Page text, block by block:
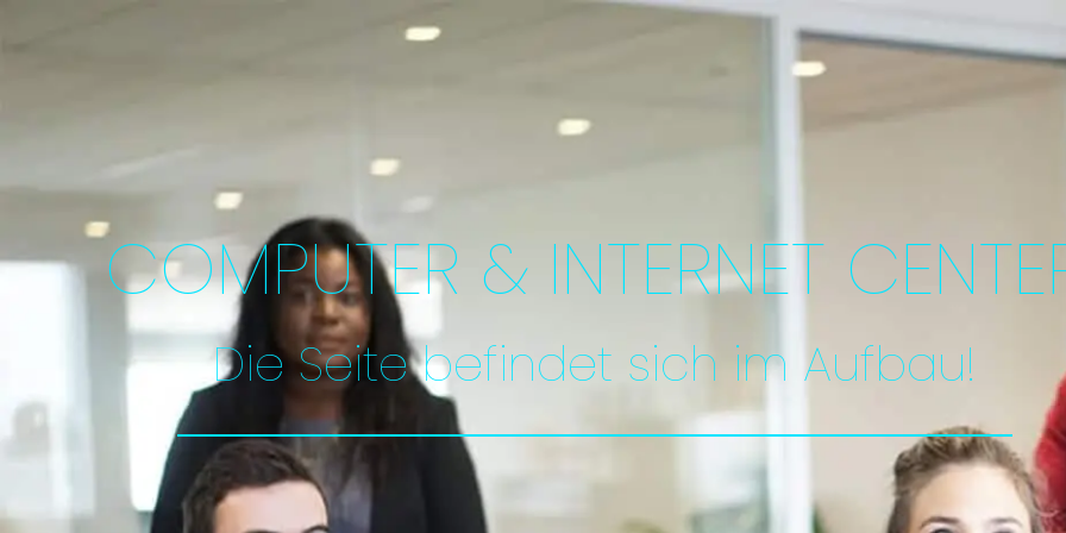
COMPUTER & INTERNET
Die Seite befindet sich im Aufbau!